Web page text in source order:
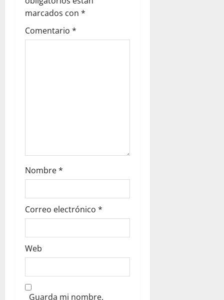
marcados con *
Comentario *
Nombre*
Correo electrónico *
Web
Guarda mi nombre,